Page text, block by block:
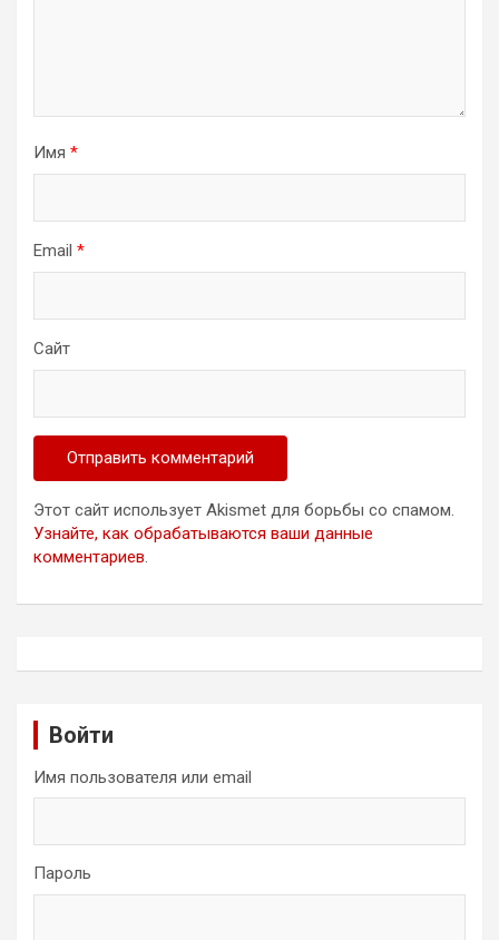
Имя *
Email *
Сайт
Этот сайт использует Akismet для борьбы со спамом.
Узнайте, как обрабатываются ваши данные
комментариев.
Войти
Имя пользователя или email
Пароль